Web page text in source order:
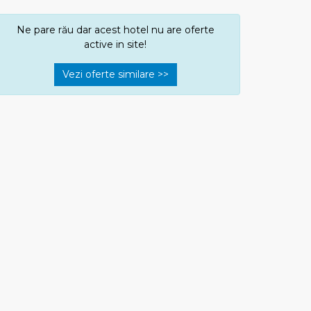
Ne pare rău dar acest hotel nu are oferte
active in site!
Vezi oferte similare >>